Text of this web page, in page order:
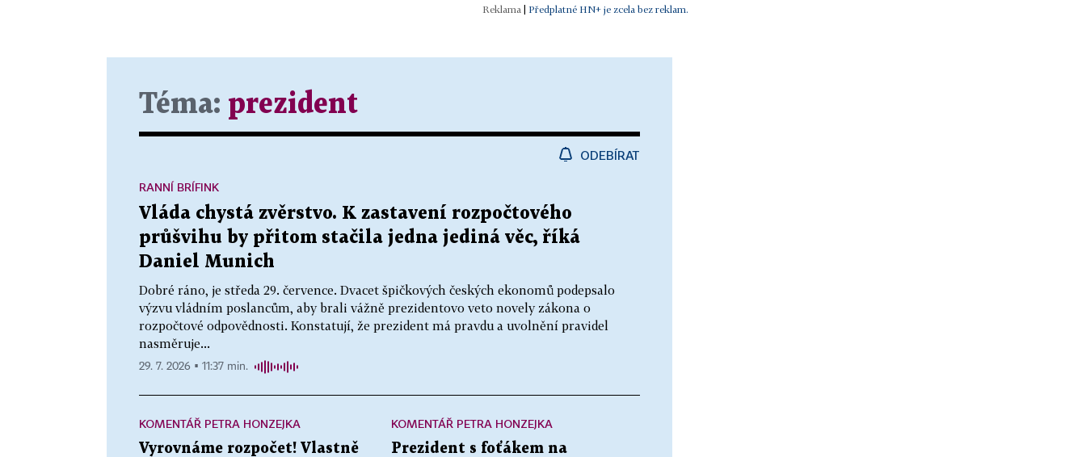
| Předplatné HN+ je zcela bez reklam.
Téma: prezident
ODEBÍRAT
Vláda chystá zvěrstvo. K zastavení rozpočtového
průšvihu by přitom stačila jedna jediná věc, říká
Daniel Munich
Dobré ráno, je středa 29. července. Dvacet špičkových českých ekonomů podepsalo
výzvu vládním poslancům, aby brali vážně prezidentovo veto novely zákona o
rozpočtové odpovědnosti. Konstatují, že prezident má pravdu a uvolnění pravidel
nasměruje...
RANNÍ BRÍFINK
29. 7. 2026 ▪ 11:37 min.
KOMENTÁŘ PETRA HONZEJKA
Vyrovnáme rozpočet! Vlastně
KOMENTÁŘ PETRA HONZEJKA
Prezident s foťákem na